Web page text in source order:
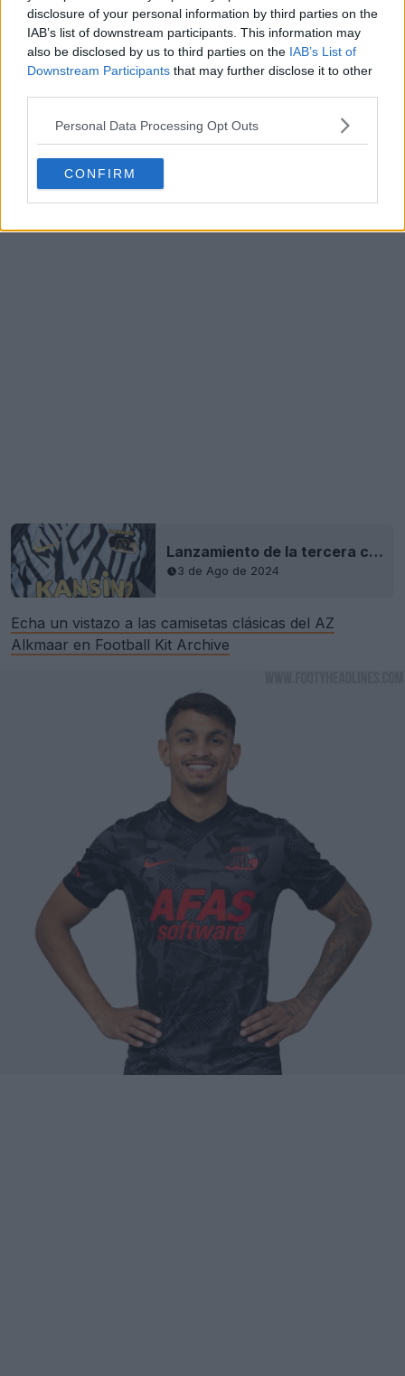
disclosure of your personal information by third parties on the
IAB’s list of downstream participants. This information may
also be disclosed by us to third parties on the IAB’s List of
Downstream Participants that may further disclose it to other
Personal Data Processing Opt Outs
CONFIRM
Lanzamiento de la tercera camiseta del AZ Alkmaar 24-25
3 de Ago de 2024
Echa un vistazo a las camisetas clásicas del AZ
Alkmaar en Football Kit Archive